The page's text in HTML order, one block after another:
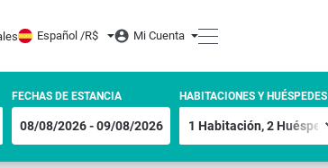
Español /R$ Mi Cuenta
FECHAS DE ESTANCIA HABITACIONES Y HUÉSPEDES